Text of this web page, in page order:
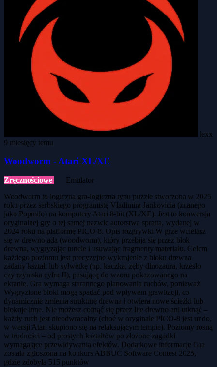
lexx
9 miesięcy temu
Woodworm - Atari XL/XE
Zręcznościowe
Emulator
Woodworm to logiczna gra-logiczna typu puzzle stworzona w 2025
roku przez serbskiego programistę Vladimira Jankovicia (znanego
jako Popmilo) na komputery Atari 8-bit (XL/XE). Jest to konwersja
oryginalnej gry o tej samej nazwie autorstwa spratta, wydanej w
2024 roku na platformę PICO-8. Opis rozgrywki W grze wcielasz
się w drewnojada (woodworm), który przebija się przez blok
drewna, wygryzając tunele i usuwając fragmenty materiału. Celem
każdego poziomu jest precyzyjne wykrojenie z bloku drewna
zadany kształt lub sylwetkę (np. kaczka, zęby dinozaura, krzesło
czy rzymska cyfra II), pasującą do wzoru pokazowanego na
ekranie. Gra wymaga starannego planowania ruchów, ponieważ:
Wygryzione bloki mogą spadać pod wpływem grawitacji, co
dynamicznie zmienia strukturę drewna i otwiera nowe ścieżki lub
blokuje inne. Nie możesz cofnąć się przez lite drewno ani utknąć –
każdy ruch jest nieodwracalny (choć w oryginale PICO-8 jest undo,
w wersji Atari skupiono się na relaksującym tempie). Poziomy rosną
w trudności – od prostych kształtów po złożone zagadki
wymagające przewidywania efektów. Dodatkowe informacje Gra
została zgłoszona na konkurs ABBUC Software Contest 2025,
gdzie zdobyła 515 punktów